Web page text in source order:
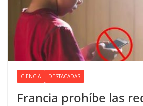
CIENCIA DESTACADAS
Francia prohíbe las